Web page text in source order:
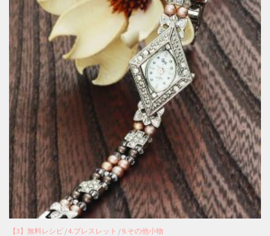
【3】無料レシピ /4.ブレスレット / 9.その他小物